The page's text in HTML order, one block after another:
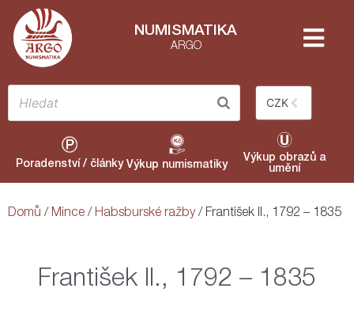
NUMISMATIKA
ARGO
CZK
Poradenství / články Výkup numismatiky
Výkup obrazů a
umění
Domů / Mince / Habsburské ražby/ František II., 1792 – 1835
František II., 1792 – 1835